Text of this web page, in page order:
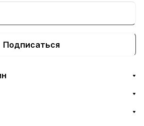
Подписаться